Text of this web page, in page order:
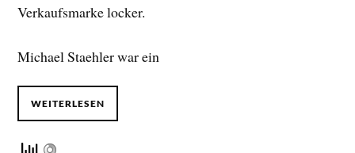
Verkaufsmarke locker.
Michael Staehler war ein
WEITERLESEN